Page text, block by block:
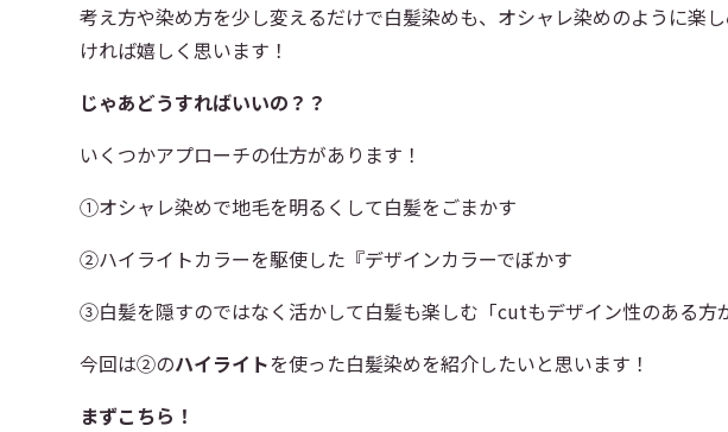
考え方や染め方を少し変えるだけで白髪染めも、オシャレ染めのように楽
ければ嬉しく思います！
じゃあどうすればいいの？？
いくつかアプローチの仕方があります！
①オシャレ染めで地毛を明るくして白髪をごまかす
②ハイライトカラーを駆使した『デザインカラーでぼかす
③白髪を隠すのではなく活かして白髪も楽しむ「cutもデザイン性のある方
今回は②のハイライトを使った白髪染めを紹介したいと思います！
まずこちら！